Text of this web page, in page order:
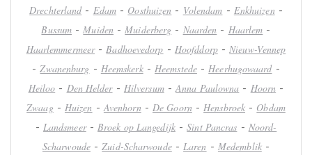
Drechterland- Edam - Oosthuizen - Volendam - Enkhuizen -
Bussum -Muiden -Muiderberg - Naarden - Haarlem -
Haarlemmermeer-Badhoevedorp - Hoofddorp-Nieuw-Vennep
-Zwanenburg - Heemskerk- Heemstede-Heerhugowaard-
Heiloo - Den Helder- Hilversum-Anna Paulowna - Hoorn -
Zwaag- Huizen -Avenhorn - De Goorn -Hensbroek - Obdam
- Landsmeer-Broek op Langedijk-Sint Pancras - Noord-
Scharwoude-Zuid-Scharwoude-Laren - Medemblik-